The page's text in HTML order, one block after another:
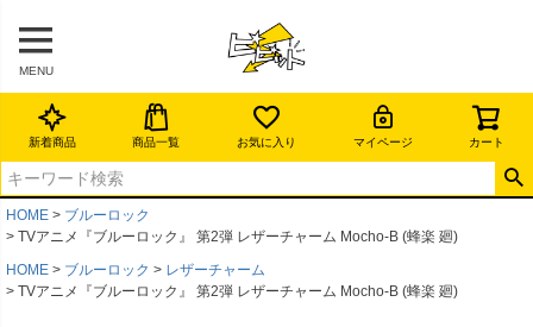
MENU
新着商品 商品一覧 お気に入り マイページ カート
HOME
ブルーロック
TVアニメ『ブルーロック』 第2弾 レザーチャーム Mocho-B (蜂楽 廻)
HOME
ブルーロック
レザーチャーム
TVアニメ『ブルーロック』 第2弾 レザーチャーム Mocho-B (蜂楽 廻)